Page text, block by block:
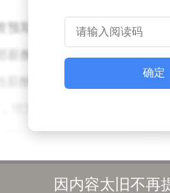
预期不匹配成为招聘失败
薪酬倒挂现象（新员工收入
薪酬达到候选人“满意阈值”
岗位外部招聘薪资涨幅可
岗最高或达30%。
确定
因内容太旧不再